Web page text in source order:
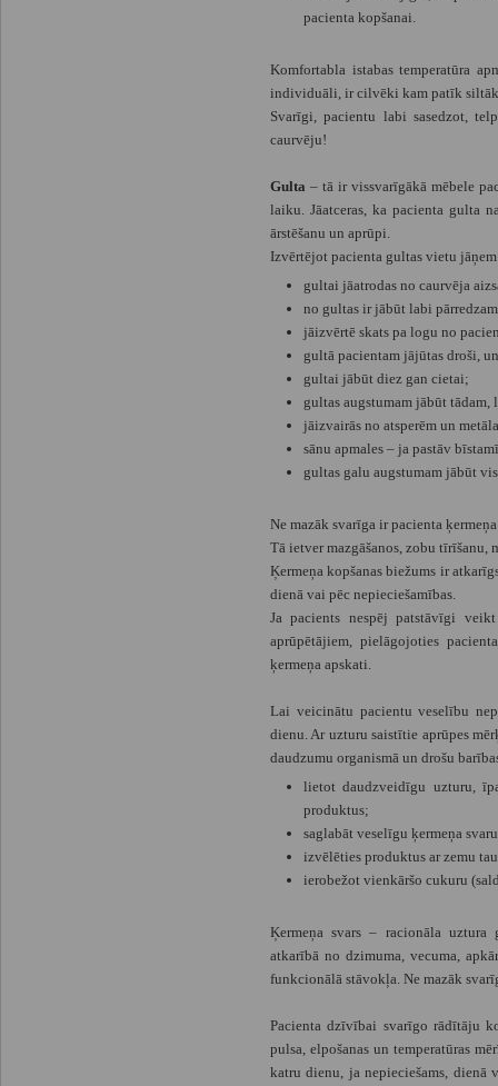
pacienta kopšanai.
Komfortabla istabas temperatūra
individuāli, ir cilvēki kam patīk
Svarīgi, pacientu labi sasedzot,
caurvēju!
Gulta– tā ir vissvarīgākā mēbele
laiku. Jāatceras, ka pacienta gulta
ārstēšanu un aprūpi.
Izvērtējot pacienta gultas vietu
gultai jāatrodas no caurvēja
no gultas ir jābūt labi
jāizvērtē skats pa logu no
gultā pacientam jājūtas droši,
gultai jābūt diez gan cietai;
gultas augstumam jābūt
jāizvairās no atsperēm un
sānu apmales – ja pastāv
gultas galu augstumam jābūt
Ne mazāk svarīga ir pacienta
Tā ietver mazgāšanos, zobu tīrīšanu,
Ķermeņa kopšanas biežums ir
dienā vai pēc nepieciešamības.
Ja pacients nespēj patstāvīgi
aprūpētājiem, pielāgojoties
ķermeņa apskati.
Lai veicinātu pacientu veselību
dienu. Ar uzturu saistītie aprūpes
daudzumu organismā un drošu
lietot daudzveidīgu uzturu,
produktus;
saglabāt veselīgu ķermeņa
izvēlēties produktus ar zemu
ierobežot vienkāršo cukuru
Ķermeņa svars – racionāla uztura
atkarībā no dzimuma, vecuma,
funkcionālā stāvokļa. Ne mazāk
Pacienta dzīvībai svarīgo rādītāju
pulsa, elpošanas un temperatūras
katru dienu, ja nepieciešams, dienā